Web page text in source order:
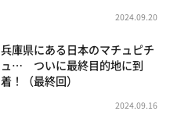
2024.09.20
兵庫県にある日本のマチュピチ
ュ… ついに最終目的地に到
着！（最終回）
2024.09.16